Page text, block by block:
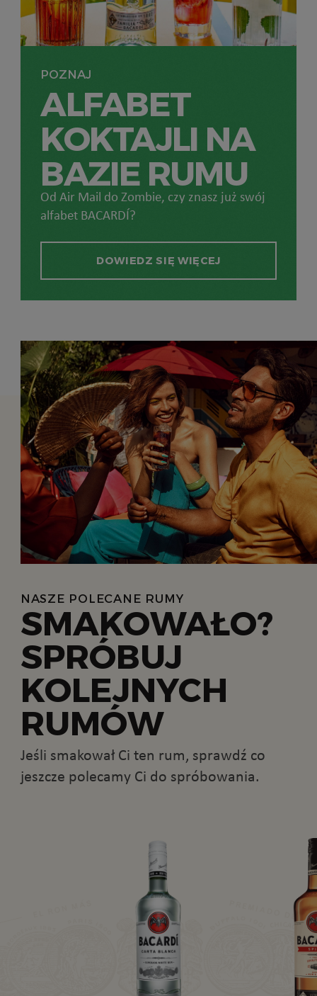
POZNAJ
ALFABET
KOKTAJLI NA
BAZIE RUMU
Od Air Mail do Zombie, czy znasz już swój
alfabet BACARDÍ?
DOWIEDZ SIĘ WIĘCEJ
NASZE POLECANE RUMY
SMAKOWAŁO?
SPRÓBUJ
KOLEJNYCH
RUMÓW
Jeśli smakował Ci ten rum, sprawdź co
jeszcze polecamy Ci do spróbowania.